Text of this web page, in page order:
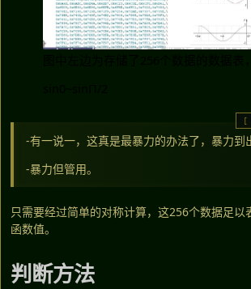
-有一说一，这真是最暴力的办法了，暴力
-暴力但管用。
只需要经过简单的对称计算，这256个数据足
函数值。
判断方法